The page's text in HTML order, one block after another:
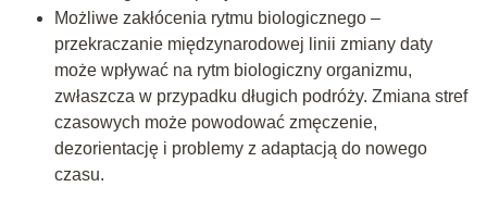
Możliwe zakłócenia rytmu biologicznego –
przekraczanie międzynarodowej linii zmiany daty
może wpływać na rytm biologiczny organizmu,
zwłaszcza w przypadku długich podróży. Zmiana stref
czasowych może powodować zmęczenie,
dezorientację i problemy z adaptacją do nowego
czasu.